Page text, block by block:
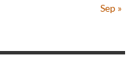
Sep »